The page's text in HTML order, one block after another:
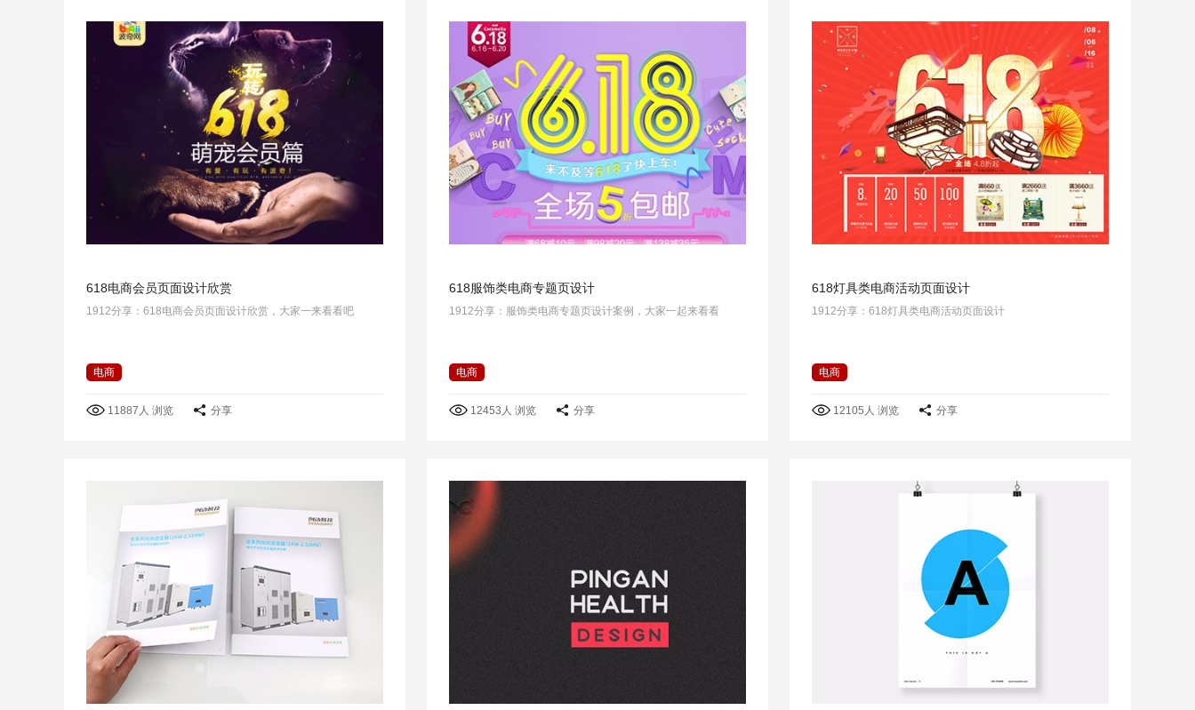
618电商会员页面设计欣赏
1912分享：618电商会员页面设计欣赏，大家一来看看吧
电商
11887人 浏览 分享
618服饰类电商专题页设计
1912分享：服饰类电商专题页设计案例，大家一起来看看
电商
12453人 浏览 分享
618灯具类电商活动页面设计
1912分享：618灯具类电商活动页面设计
电商
12105人 浏览 分享